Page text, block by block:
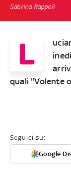
Sabrina Rappoli
L
quali "Volente
Seguici su:
Google